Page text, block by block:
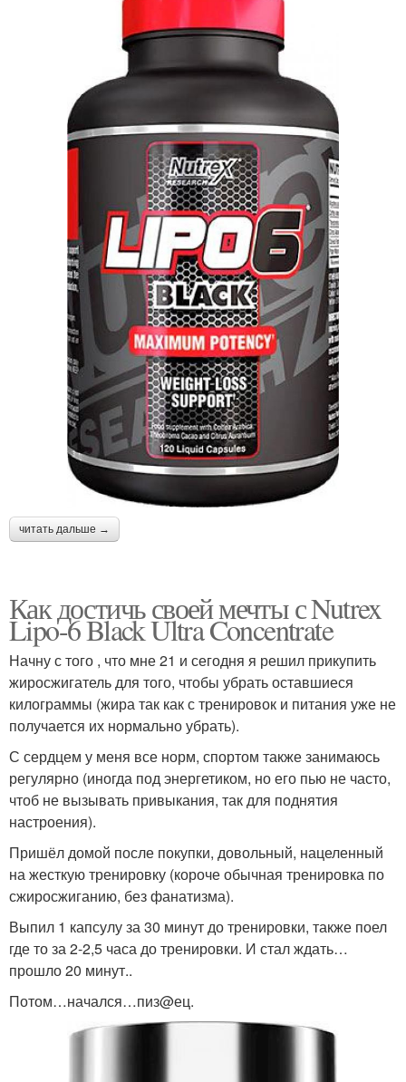
читать дальше →
Как достичь своей мечты с Nutrex
Lipo-6 Black Ultra Concentrate
Начну с того , что мне 21 и сегодня я решил прикупить
жиросжигатель для того, чтобы убрать оставшиеся
килограммы (жира так как с тренировок и питания уже не
получается их нормально убрать).
С сердцем у меня все норм, спортом также занимаюсь
регулярно (иногда под энергетиком, но его пью не часто,
чтоб не вызывать привыкания, так для поднятия
настроения).
Пришёл домой после покупки, довольный, нацеленный
на жесткую тренировку (короче обычная тренировка по
сжиросжиганию, без фанатизма).
Выпил 1 капсулу за 30 минут до тренировки, также поел
где то за 2-2,5 часа до тренировки. И стал ждать…
прошло 20 минут..
Потом…начался…пиз@ец.